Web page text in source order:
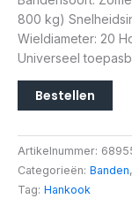
800 kg)
Wieldiameter: 20
Universeel
Bestellen
Artikelnummer:
Categorieën: Banden,
Tag: Hankook